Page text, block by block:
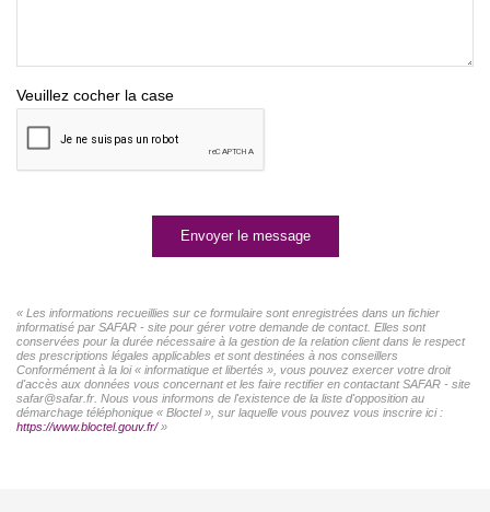
Veuillez cocher la case
Envoyer le message
« Les informations recueillies sur ce formulaire sont enregistrées dans un fichier
informatisé par SAFAR - site pour gérer votre demande de contact. Elles sont
conservées pour la durée nécessaire à la gestion de la relation client dans le respect
des prescriptions légales applicables et sont destinées à nos conseillers
Conformément à la loi « informatique et libertés », vous pouvez exercer votre droit
d'accès aux données vous concernant et les faire rectifier en contactant SAFAR - site
safar@safar.fr. Nous vous informons de l'existence de la liste d'opposition au
démarchage téléphonique « Bloctel », sur laquelle vous pouvez vous inscrire ici :
https://www.bloctel.gouv.fr/»